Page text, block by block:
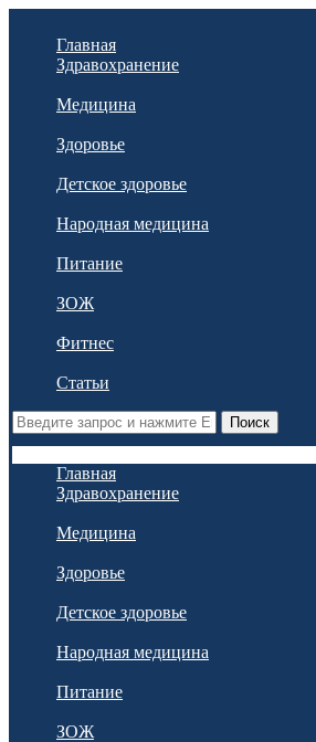
Главная
Здравохранение
Медицина
Здоровье
Детское здоровье
Народная медицина
Питание
ЗОЖ
Фитнес
Статьи
Поиск
Главная
Здравохранение
Медицина
Здоровье
Детское здоровье
Народная медицина
Питание
ЗОЖ